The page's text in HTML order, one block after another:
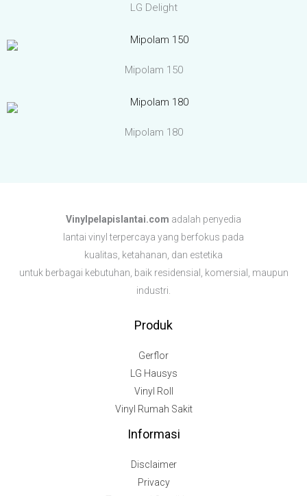
LG Delight
Mipolam 150
Mipolam 180
Vinylpelapislantai.com adalah penyedia
lantai vinyl terpercaya yang berfokus pada
kualitas, ketahanan, dan estetika
untuk berbagai kebutuhan, baik residensial, komersial, maupun
industri.
Produk
Gerflor
LG Hausys
Vinyl Roll
Vinyl Rumah Sakit
Informasi
Disclaimer
Privacy